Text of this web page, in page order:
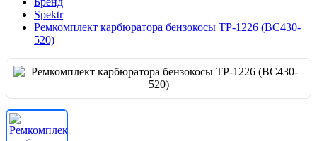
Spektr
Ремкомплект карбюратора бензокосы TP-1226 (BC430-
520)